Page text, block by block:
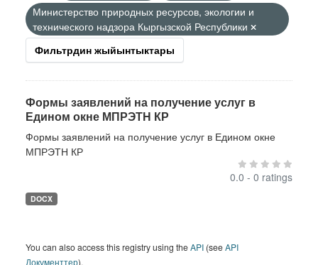
Министерство природных ресурсов, экологии и
технического надзора Кыргызской Республики
Фильтрдин жыйынтыктары
Формы заявлений на получение услуг в
Едином окне МПРЭТН КР
Формы заявлений на получение услуг в Едином окне
МПРЭТН КР
0.0 - 0 ratings
DOCX
You can also access this registry using theAPI (seeAPI
Документтер).